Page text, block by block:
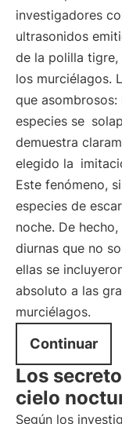
investigadores
ultrasonidos
de la polilla tigre,
los murciélagos.
que
especies se
demuestra
elegido la
Este fenómeno,
especies de
noche. De
diurnas que no
ellas se
absoluto a las
murciélagos.
Continuar
Los
cielo
Según los